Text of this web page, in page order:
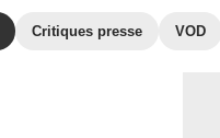
Critiques presse VOD